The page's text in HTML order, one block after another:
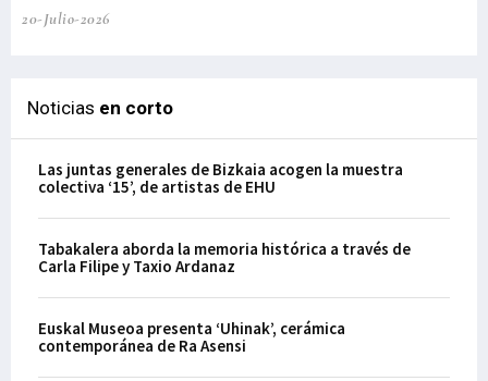
20-Julio-2026
Noticias en corto
Las juntas generales de Bizkaia acogen la muestra
colectiva ‘15’, de artistas de EHU
Tabakalera aborda la memoria histórica a través de
Carla Filipe y Taxio Ardanaz
Euskal Museoa presenta ‘Uhinak’, cerámica
contemporánea de Ra Asensi